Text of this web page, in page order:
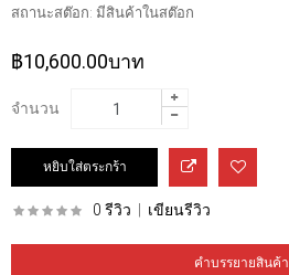
สถานะสต๊อก: มีสินค้าในสต๊อก
฿10,600.00บาท
จำนวน
0 รีวิว เขียนรีวิว
คำบรรยายสินค้า